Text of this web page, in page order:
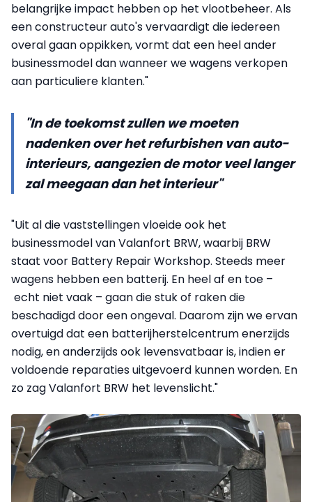
belangrijke impact hebben op het vlootbeheer. Als
een constructeur auto's vervaardigt die iedereen
overal gaan oppikken, vormt dat een heel ander
businessmodel dan wanneer we wagens verkopen
aan particuliere klanten."
"In de toekomst zullen we moeten
nadenken over het refurbishen van auto-
interieurs, aangezien de motor veel langer
zal meegaan dan het interieur"
"Uit al die vaststellingen vloeide ook het
businessmodel van Valanfort BRW, waarbij BRW
staat voor Battery Repair Workshop. Steeds meer
wagens hebben een batterij. En heel af en toe –
echt niet vaak – gaan die stuk of raken die
beschadigd door een ongeval. Daarom zijn we ervan
overtuigd dat een batterijherstelcentrum enerzijds
nodig, en anderzijds ook levensvatbaar is, indien er
voldoende reparaties uitgevoerd kunnen worden. En
zo zag Valanfort BRW het levenslicht."